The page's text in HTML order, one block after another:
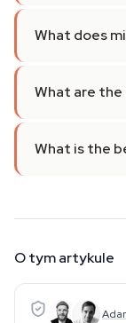
What does
What are the
What is the
O tym artykule